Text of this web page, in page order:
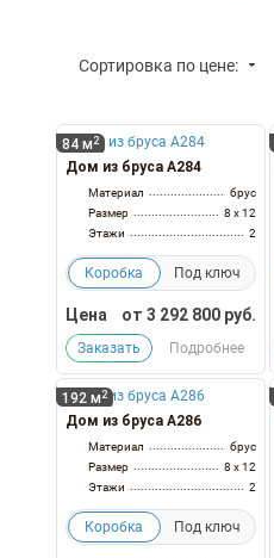
Сортировка по цене:
84 м 2
Дом из бруса А284
Материал
брус
Размер
8 x 12
Этажи
2
Коробка Под ключ
Цена от 3 292 800руб.
Заказать Подробнее
192 м 2
Дом из бруса А286
Материал
брус
Размер
8 x 12
Этажи
2
Коробка Под ключ